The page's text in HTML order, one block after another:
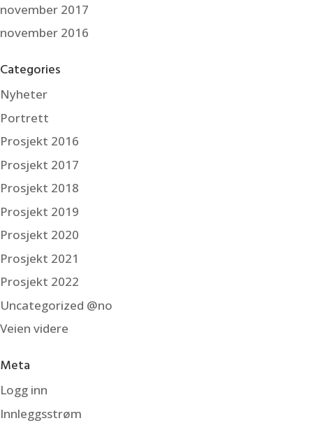
november 2017
november 2016
Categories
Nyheter
Portrett
Prosjekt 2016
Prosjekt 2017
Prosjekt 2018
Prosjekt 2019
Prosjekt 2020
Prosjekt 2021
Prosjekt 2022
Uncategorized @no
Veien videre
Meta
Logg inn
Innleggsstrøm